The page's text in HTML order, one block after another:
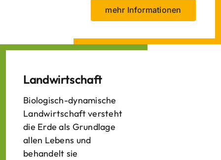
mehr Informationen
Landwirtschaft
Biologisch-dynamische
Landwirtschaft versteht
die Erde als Grundlage
allen Lebens und
behandelt sie